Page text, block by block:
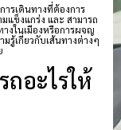
ารเดินทางที่ต้องการ
แข็งแกร่ง และ สามารถ
งในเมืองหรือการผจญ
รู้เกี่ยวกับเส้นทางต่างๆ
ถอะไรให้